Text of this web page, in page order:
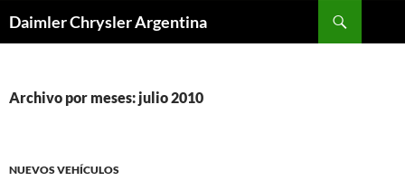
Daimler Chrysler Argentina
Archivo por meses: julio 2010
NUEVOS VEHÍCULOS